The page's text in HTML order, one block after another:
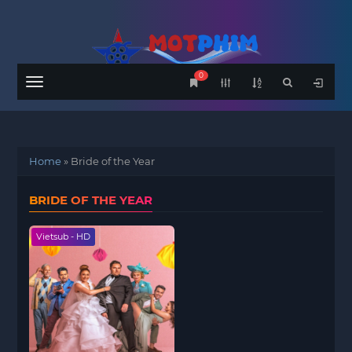
Menu
0
Home» Bride of the Year
BRIDE OF THE YEAR
Vietsub - HD